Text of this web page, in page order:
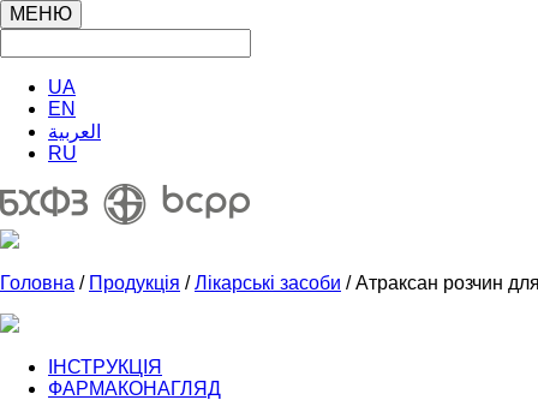
МЕНЮ
UA
EN
العربية
RU
Головна / Продукція /Лікарські засоби / Атраксан розчин для
ІНСТРУКЦІЯ
ФАРМАКОНАГЛЯД